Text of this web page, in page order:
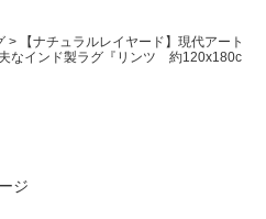
>
【ナチュラルレイヤード】現代アート
なインド製ラグ『リンツ 約120x180c
ジ